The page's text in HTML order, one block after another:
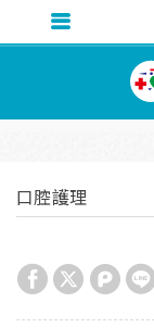
口腔護理